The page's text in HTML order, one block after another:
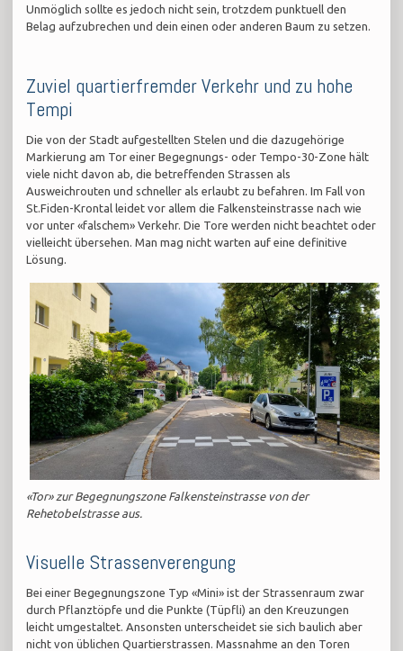
Unmöglich sollte es jedoch nicht sein, trotzdem punktuell den
Belag aufzubrechen und dein einen oder anderen Baum zu setzen.
Zuviel quartierfremder Verkehr und zu hohe
Tempi
Die von der Stadt aufgestellten Stelen und die dazugehörige
Markierung am Tor einer Begegnungs- oder Tempo-30-Zone hält
viele nicht davon ab, die betreffenden Strassen als
Ausweichrouten und schneller als erlaubt zu befahren. Im Fall von
St.Fiden-Krontal leidet vor allem die Falkensteinstrasse nach wie
vor unter «falschem» Verkehr. Die Tore werden nicht beachtet oder
vielleicht übersehen. Man mag nicht warten auf eine definitive
Lösung.
«Tor» zur Begegnungszone Falkensteinstrasse von der
Rehetobelstrasse aus.
Visuelle Strassenverengung
Bei einer Begegnungszone Typ «Mini» ist der Strassenraum zwar
durch Pflanztöpfe und die Punkte (Tüpfli) an den Kreuzungen
leicht umgestaltet. Ansonsten unterscheidet sie sich baulich aber
nicht von üblichen Quartierstrassen. Massnahme an den Toren